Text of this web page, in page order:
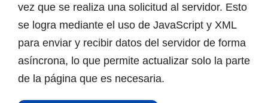
vez que se realiza una solicitud al servidor. Esto
se logra mediante el uso de JavaScript y XML
para enviar y recibir datos del servidor de forma
asíncrona, lo que permite actualizar solo la parte
de la página que es necesaria.